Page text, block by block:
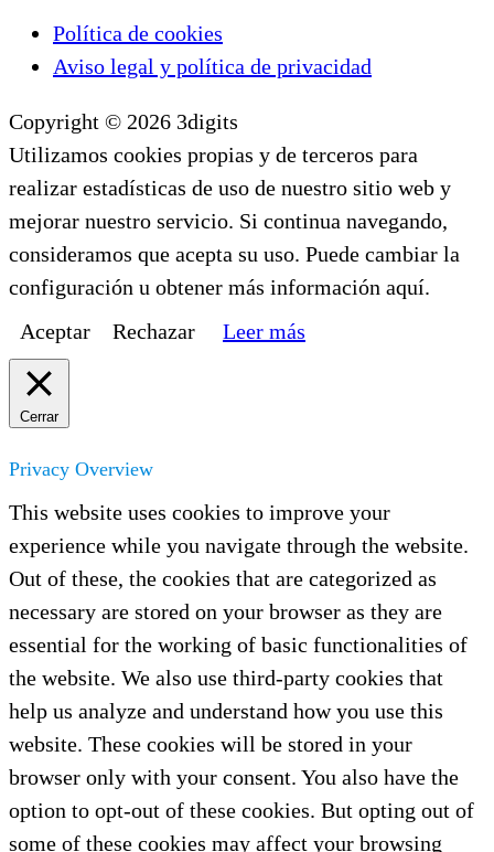
Política de cookies
Aviso legal y política de privacidad
Copyright © 2026 3digits
Utilizamos cookies propias y de terceros para
realizar estadísticas de uso de nuestro sitio web y
mejorar nuestro servicio. Si continua navegando,
consideramos que acepta su uso. Puede cambiar la
configuración u obtener más información aquí.
Aceptar
Rechazar Leer más
Cerrar
Privacy Overview
This website uses cookies to improve your
experience while you navigate through the website.
Out of these, the cookies that are categorized as
necessary are stored on your browser as they are
essential for the working of basic functionalities of
the website. We also use third-party cookies that
help us analyze and understand how you use this
website. These cookies will be stored in your
browser only with your consent. You also have the
option to opt-out of these cookies. But opting out of
some of these cookies may affect your browsing